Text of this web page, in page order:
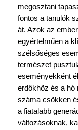
megosztani
fontos a tanulók
át. Azok az
egyértelműen a
szélsőséges
természet
eseményekként
erdőkhöz és a hó
száma csökken
a fiatalabb
változásoknak,